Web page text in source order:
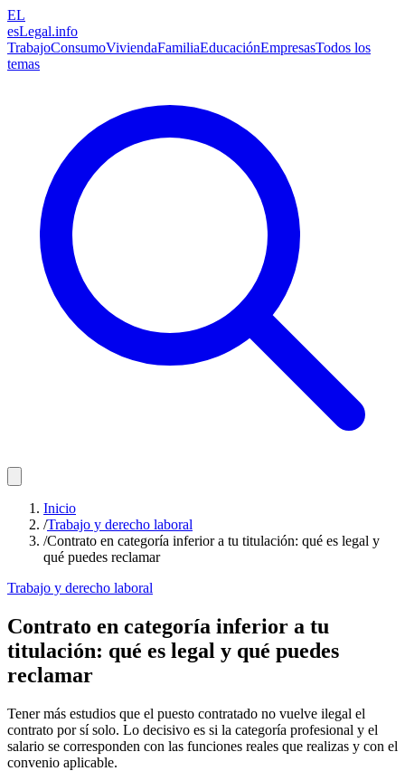
EL
esLegal.info
TrabajoConsumoViviendaFamiliaEducaciónEmpresasTodos los
temas
Inicio
/Trabajo y derecho laboral
/Contrato en categoría inferior a tu titulación: qué es legal y
qué puedes reclamar
Trabajo y derecho laboral
Contrato en categoría inferior a tu
titulación: qué es legal y qué puedes
reclamar
Tener más estudios que el puesto contratado no vuelve ilegal el
contrato por sí solo. Lo decisivo es si la categoría profesional y el
salario se corresponden con las funciones reales que realizas y con el
convenio aplicable.